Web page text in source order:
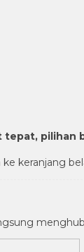
tepat, pilihan
keranjang